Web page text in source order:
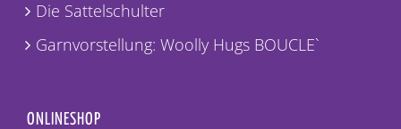
Die Sattelschulter
Garnvorstellung: Woolly Hugs BOUCLE`
ONLINESHOP